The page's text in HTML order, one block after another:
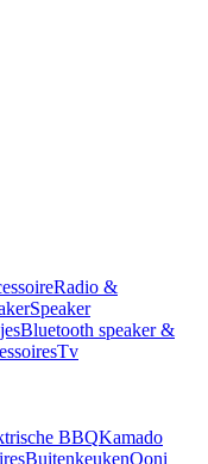
Radio &
Speaker
Bluetooth speaker &
Tv
BBQKamado
BuitenkeukenOoni